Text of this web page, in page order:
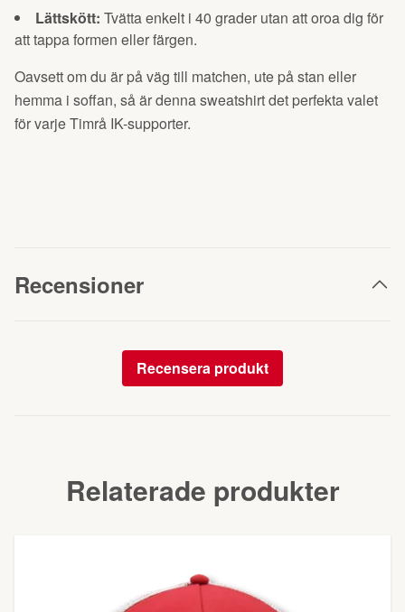
Lättskött: Tvätta enkelt i 40 grader utan att oroa dig för
att tappa formen eller färgen.
Oavsett om du är på väg till matchen, ute på stan eller
hemma i soffan, så är denna sweatshirt det perfekta valet
för varje Timrå IK-supporter.
Recensioner
Recensera produkt
Relaterade produkter